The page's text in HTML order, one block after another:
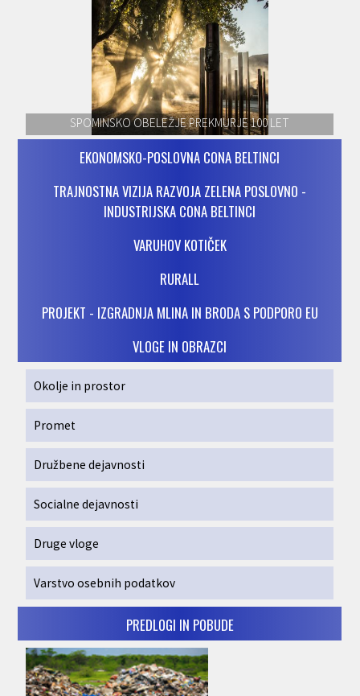
SPOMINSKO OBELEŽJE PREKMURJE 100 LET
EKONOMSKO-POSLOVNA CONA BELTINCI
TRAJNOSTNA VIZIJA RAZVOJA ZELENA POSLOVNO -
INDUSTRIJSKA CONA BELTINCI
VARUHOV KOTIČEK
RURALL
PROJEKT - IZGRADNJA MLINA IN BRODA S PODPORO EU
VLOGE IN OBRAZCI
Okolje in prostor
Promet
Družbene dejavnosti
Socialne dejavnosti
Druge vloge
Varstvo osebnih podatkov
PREDLOGI IN POBUDE